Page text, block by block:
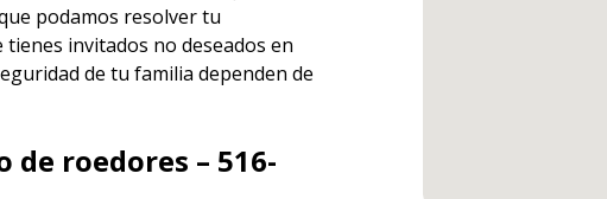
podamos resolver tu
tienes invitados no deseados en
de tu familia dependen de
roedores – 516-